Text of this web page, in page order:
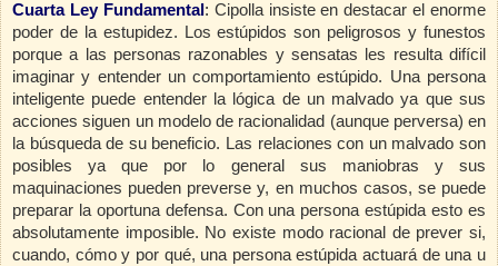
Cuarta Ley Fundamental : Cipolla insiste en destacar el enorme
poder de la estupidez. Los estúpidos son peligrosos y funestos
porque a las personas razonables y sensatas les resulta difícil
imaginar y entender un comportamiento estúpido. Una persona
inteligente puede entender la lógica de un malvado ya que sus
acciones siguen un modelo de racionalidad (aunque perversa) en
la búsqueda de su beneficio. Las relaciones con un malvado son
posibles ya que por lo general sus maniobras y sus
maquinaciones pueden preverse y, en muchos casos, se puede
preparar la oportuna defensa. Con una persona estúpida esto es
absolutamente imposible. No existe modo racional de prever si,
cuando, cómo y por qué, una persona estúpida actuará de una u